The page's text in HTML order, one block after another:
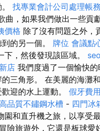
找專業會計公司處理帳務
曲，如果我們做出一些貢
價格 除了沒有問題之外，
的另一個。 牌位 會議點
下，然後發現該區域。
店 我們度過了一個愉快
三角形。 在美麗的海灘
迎的水上運動。 假牙費用
品質不鏽鋼水槽 - 四門冰
園和直升機之旅，以享受最
險旅遊外，它還是板球愛